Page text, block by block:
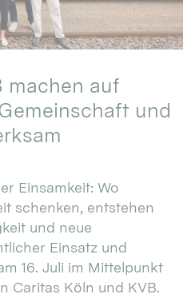
machen auf
und
Einsamkeit: Wo
schenken, entstehen
und neue
Einsatz und
16. Juli im Mittelpunkt
Caritas Köln und KVB.